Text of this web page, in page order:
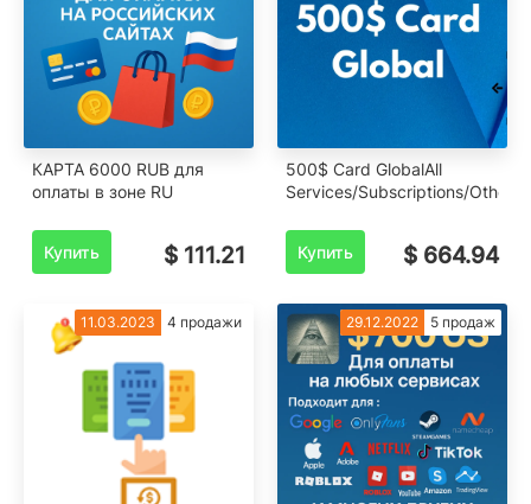
КАРТА 6000 RUB для
оплаты в зоне RU
Купить $ 111.21
500$ Card GlobalAll
Services/Subscriptions/Others
Купить $ 664.94
11.03.2023 4 продажи 29.12.2022 5 продаж